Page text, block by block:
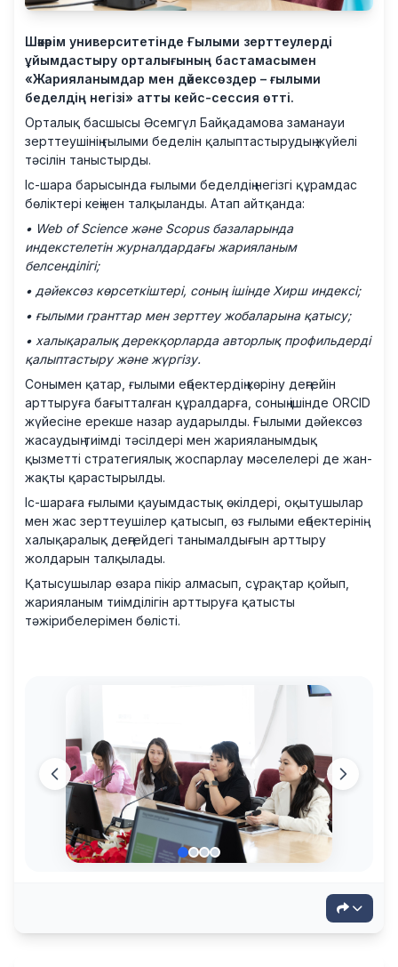
Шәкәрім университетінде Ғылыми зерттеулерді
ұйымдастыру орталығының бастамасымен
«Жарияланымдар мен дәйексөздер – ғылыми
беделдің негізі» атты кейс-сессия өтті.
Орталық басшысы Әсемгүл Байқадамова заманауи
зерттеушінің ғылыми беделін қалыптастырудың жүйелі
тәсілін таныстырды.
Іс-шара барысында ғылыми беделдің негізгі құрамдас
бөліктері кеңінен талқыланды. Атап айтқанда:
• Web of Science және Scopus базаларында
индекстелетін журналдардағы жарияланым
белсенділігі;
• дәйексөз көрсеткіштері, соның ішінде Хирш индексі;
• ғылыми гранттар мен зерттеу жобаларына қатысу;
• халықаралық дерекқорларда авторлық профильдерді
қалыптастыру және жүргізу.
Сонымен қатар, ғылыми еңбектердің көріну деңгейін
арттыруға бағытталған құралдарға, соның ішінде ORCID
жүйесіне ерекше назар аударылды. Ғылыми дәйексөз
жасаудың тиімді тәсілдері мен жарияланымдық
қызметті стратегиялық жоспарлау мәселелері де жан-
жақты қарастырылды.
Іс-шараға ғылыми қауымдастық өкілдері, оқытушылар
мен жас зерттеушілер қатысып, өз ғылыми еңбектерінің
халықаралық деңгейдегі танымалдығын арттыру
жолдарын талқылады.
Қатысушылар өзара пікір алмасып, сұрақтар қойып,
жарияланым тиімділігін арттыруға қатысты
тәжірибелерімен бөлісті.